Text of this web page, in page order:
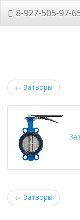
8-927-505-97-
← Затворы
← Затворы